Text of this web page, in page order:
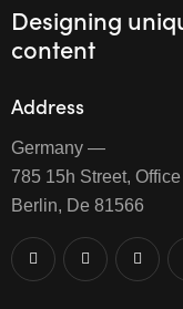
Designing
content
Address
Germany —
785 15h Street,
Berlin, De 81566